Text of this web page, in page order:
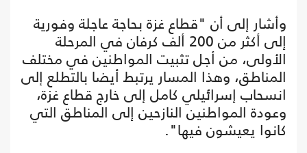
وأشار إلى أن "قطاع غزة بحاجة عاجلة وفورية
إلى أكثر من 200 ألف كرفان في المرحلة
الأولى، من أجل تثبيت المواطنين في مختلف
المناطق، وهذا المسار يرتبط أيضا بالتطلع إلى
انسحاب إسرائيلي كامل إلى خارج قطاع غزة،
وعودة المواطنين النازحين إلى المناطق التي
كانوا يعيشون فيها".